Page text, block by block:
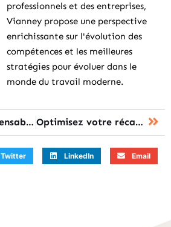
professionnels et des entreprises,
Vianney propose une perspective
enrichissante sur l'évolution des
compétences et les meilleures
stratégies pour évoluer dans le
monde du travail moderne.
Se rendre indispensable : l’art de rester à disposition en formation Optimisez votre récapitulatif de candidature pour garantir votre succès
Twitter LinkedIn Email